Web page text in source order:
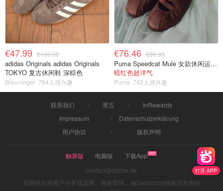
打开 APP
€47.99 €100.00
adidas Originals adidas Originals
TOKYO 复古休闲鞋 深棕色
Breuninger 764人感兴趣
€76.46 €89.95
Puma Speedcat Mule 女款休闲运动鞋
暗红色超洋气
Puma 742人感兴趣
联系我们 黑五
InRewards
Impressum
Datenschutzerklärung
用户协议
版权声明
触屏版 电脑版
下载App
contact@dazhe.de
页面信息由用户分享或品牌、商家提供，由Dealmoon核实后发布折